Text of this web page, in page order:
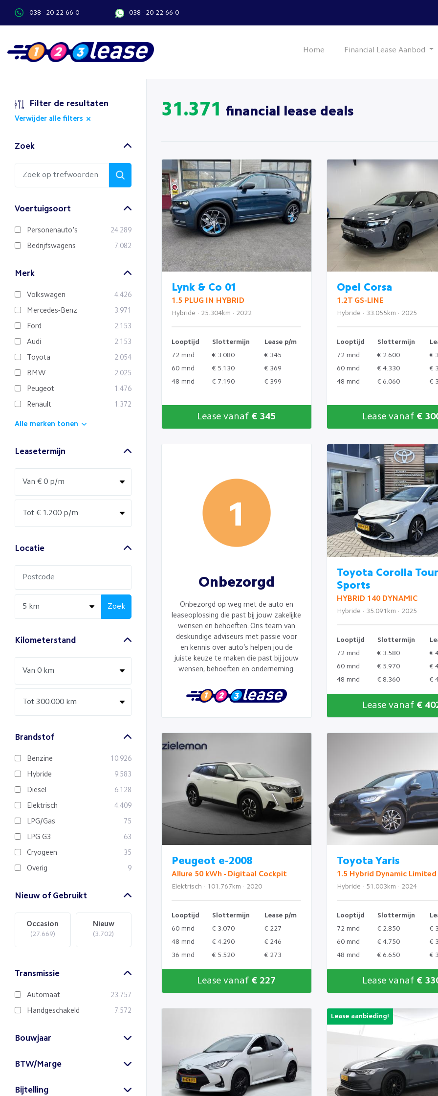
038 - 20 22 66 0 038 - 20 22 66 0
Home Financial Lease Aanbod
Filter de resultaten
Verwijder alle filters
Zoek
Voertuigsoort
Personenauto's 24.289
Bedrijfswagens 7.082
Merk
Volkswagen 4.426
Mercedes-Benz 3.971
Ford 2.153
Audi 2.153
Toyota 2.054
BMW 2.025
Peugeot 1.476
Renault 1.372
Alle merken tonen
Leasetermijn
Locatie
Zoek
Kilometerstand
Brandstof
Benzine 10.926
Hybride 9.583
Diesel 6.128
Elektrisch 4.409
LPG/Gas 75
LPG G3 63
Cryogeen 35
Overig 9
Nieuw of Gebruikt
Occasion
(27.669)
Nieuw
(3.702)
Transmissie
Automaat 23.757
Handgeschakeld 7.572
Bouwjaar
(4.593)
2024
BTW/Marge
(24.036)
Bijtelling
31.371 financial lease deals
Lynk & Co 01
1.5 PLUG IN HYBRID
Hybride · 25.304km · 2022
Looptijd Slottermijn
Lease p/m
72 mnd
€ 3.080
€ 345
60 mnd
€ 5.130
€ 369
48 mnd
€ 7.190 € 399
Lease vanaf € 345
Opel Corsa
1.2T GS-LINE
Hybride · 33.055km · 2025
Looptijd Slottermijn
72 mnd
€ 2.600
€
60 mnd
€ 4.330
€
48 mnd
€ 6.060 €
Lease vanaf €
Onbezorgd
Onbezorgd op weg met de auto en
leaseoplossing die past bij jouw zakelijke
wensen en behoeften. Ons team van
deskundige adviseurs met passie voor
en kennis over auto’s helpen jou de
juiste keuze te maken die past bij jouw
wensen, behoeften en onderneming.
Toyota Corolla
Sports
HYBRID 140 DYNAMIC
Hybride · 35.091km · 2025
Looptijd Slottermijn
72 mnd
€ 3.580
€
60 mnd
€ 5.970
€
48 mnd
€ 8.360 €
Lease vanaf €
Peugeot e-2008
Allure 50 kWh - Digitaal Cockpit
Elektrisch · 101.767km · 2020
Looptijd Slottermijn
Lease p/m
60 mnd
€ 3.070
€ 227
48 mnd
€ 4.290
€ 246
36 mnd
€ 5.520 € 273
Lease vanaf € 227
Toyota Yaris
1.5 Hybrid Dynamic Limited
Hybride · 51.003km · 2024
Looptijd Slottermijn
72 mnd
€ 2.850
€
60 mnd
€ 4.750
€
48 mnd
€ 6.650 €
Lease vanaf €
Lease aanbieding!